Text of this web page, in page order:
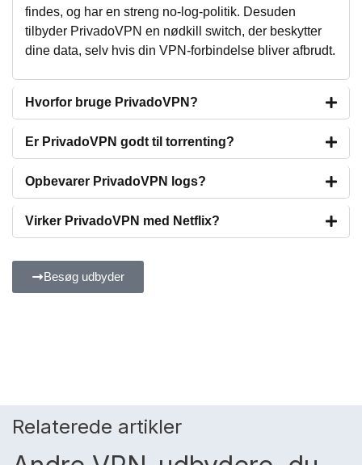
findes, og har en streng no-log-politik. Desuden
tilbyder PrivadoVPN en nødkill switch, der beskytter
dine data, selv hvis din VPN-forbindelse bliver afbrudt.
Hvorfor bruge PrivadoVPN?
Er PrivadoVPN godt til torrenting?
Opbevarer PrivadoVPN logs?
Virker PrivadoVPN med Netflix?
Besøg udbyder
Relaterede artikler